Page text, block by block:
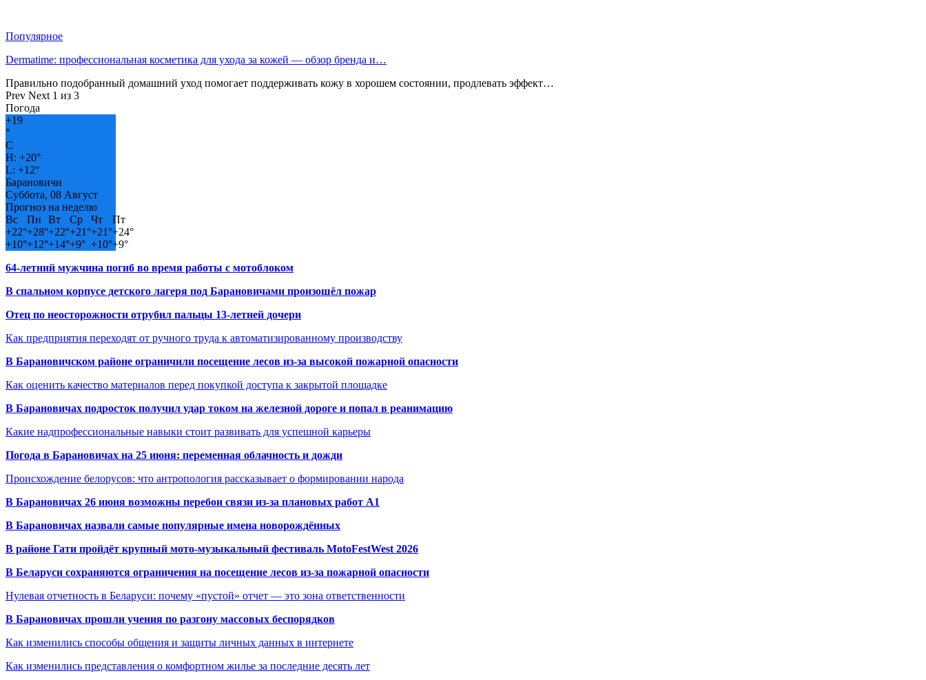
Популярное
Dermatime: профессиональная косметика для ухода за кожей — обзор бренда и…
Правильно подобранный домашний уход помогает поддерживать кожу в хорошем состоянии, продлевать эффект…
Prev Next 1 из 3
Погода
+19
°
C
H: +20°
L: +12°
Барановичи
Суббота, 08 Август
Прогноз на неделю
Вс
Пн Вт Ср Чт
Пт
+22°+28°+22°+21°+21°+24°
+10°+12°+14°+9° +10°+9°
64-летний мужчина погиб во время работы с мотоблоком
В спальном корпусе детского лагеря под Барановичами произошёл пожар
Отец по неосторожности отрубил пальцы 13-летней дочери
Как предприятия переходят от ручного труда к автоматизированному производству
В Барановичском районе ограничили посещение лесов из-за высокой пожарной опасности
Как оценить качество материалов перед покупкой доступа к закрытой площадке
В Барановичах подросток получил удар током на железной дороге и попал в реанимацию
Какие надпрофессиональные навыки стоит развивать для успешной карьеры
Погода в Барановичах на 25 июня: переменная облачность и дожди
Происхождение белорусов: что антропология рассказывает о формировании народа
В Барановичах 26 июня возможны перебои связи из-за плановых работ A1
В Барановичах назвали самые популярные имена новорождённых
В районе Гати пройдёт крупный мото-музыкальный фестиваль MotoFestWest 2026
В Беларуси сохраняются ограничения на посещение лесов из-за пожарной опасности
Нулевая отчетность в Беларуси: почему «пустой» отчет — это зона ответственности
В Барановичах прошли учения по разгону массовых беспорядков
Как изменились способы общения и защиты личных данных в интернете
Как изменились представления о комфортном жилье за последние десять лет